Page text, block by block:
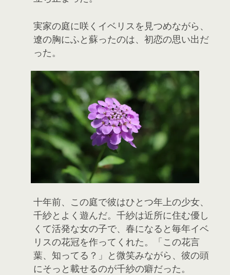
実家の庭に咲くイベリスを見つめながら、
遼の胸にふと蘇ったのは、初恋の思い出だ
った。
十年前、この庭で彼はひとつ年上の少女、
千紗とよく遊んだ。千紗は近所に住む優し
くて活発な女の子で、春になると毎年イベ
リスの花冠を作ってくれた。「この花言
葉、知ってる？」と微笑みながら、彼の頭
にそっと載せるのが千紗の癖だった。